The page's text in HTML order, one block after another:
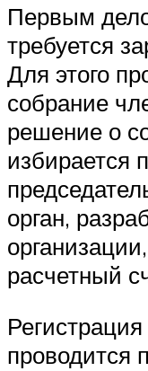
Первым
требуется
Для этого
собрание
решение о
избирается
орган,
расчетный
проводится